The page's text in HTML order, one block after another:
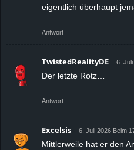
eigentlich überhaupt
Antwort
TwistedRealityDE 6.
Der letzte Rotz…
Antwort
Excelsis 6. Juli 2026 Beim
Mittlerweile hat er den